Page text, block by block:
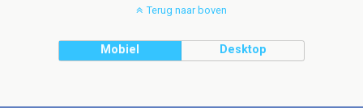
Terug naar boven
Mobiel Desktop